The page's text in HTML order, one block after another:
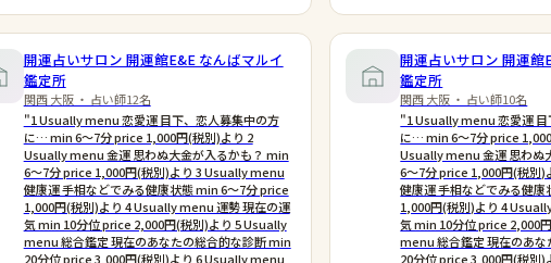
開運占いサロン 開運館E&E なんばマルイ
鑑定所
関西 大阪 ・ 占い師12名
"1 Usually menu 恋愛運 目下、恋人募集中の方
に… min 6〜7分 price 1,000円(税別)より 2
Usually menu 金運 思わぬ大金が入るかも？ min
6〜7分 price 1,000円(税別)より 3 Usually menu
健康運 手相などでみる健康状態 min 6〜7分 price
1,000円(税別)より 4 Usually menu 運勢 現在の運
気 min 10分位 price 2,000円(税別)より 5 Usually
menu 総合鑑定 現在のあなたの総合的な診断 min
20分位 price 3,000円(税別)より 6 Usually menu
開運占いサロン 開運館
鑑定所
関西 大阪 ・ 占い師10名
"1 Usually menu 恋愛運 目
に… min 6〜7分 price
Usually menu 金運 思わぬ
6〜7分 price 1,000円(税別
健康運 手相などでみる健
1,000円(税別)より 4
気 min 10分位 price 2,000
menu 総合鑑定 現在のあ
20分位 price 3,000円(税別